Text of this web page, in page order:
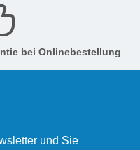
bei Onlinebestellung
und Sie